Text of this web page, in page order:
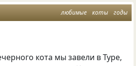
любимые коты годы
кота мы завели в Туре,